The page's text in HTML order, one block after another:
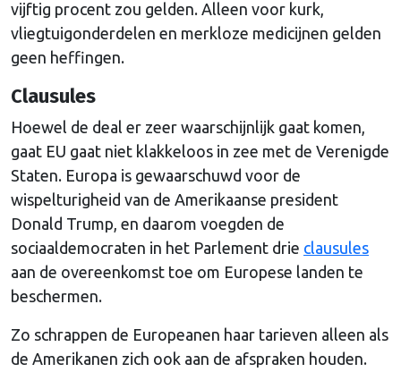
vijftig procent zou gelden. Alleen voor kurk,
vliegtuigonderdelen en merkloze medicijnen gelden
geen heffingen.
Clausules
Hoewel de deal er zeer waarschijnlijk gaat komen,
gaat EU gaat niet klakkeloos in zee met de Verenigde
Staten. Europa is gewaarschuwd voor de
wispelturigheid van de Amerikaanse president
Donald Trump, en daarom voegden de
sociaaldemocraten in het Parlement drie clausules
aan de overeenkomst toe om Europese landen te
beschermen.
Zo schrappen de Europeanen haar tarieven alleen als
de Amerikanen zich ook aan de afspraken houden.